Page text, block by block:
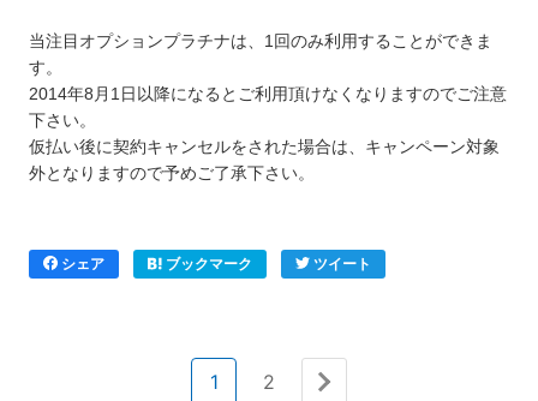
当注目オプションプラチナは、1回のみ利用することができま
す。
2014年8月1日以降になるとご利用頂けなくなりますのでご注意
下さい。
仮払い後に契約キャンセルをされた場合は、キャンペーン対象
外となりますので予めご了承下さい。
シェア ブックマーク ツイート
1 2